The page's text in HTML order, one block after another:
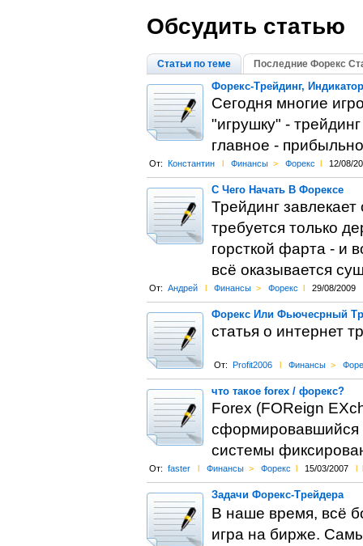
Обсудить статью
Статьи по теме Последние Форекс
Форекс-Трейдинг,
Сегодня многие
"игрушку" -
главное -
От: Константин l Финансы > Форекс l 12/08/
C Чего Начать В Форексе
Трейдинг
требуется только
горсткой фарта - и
всё оказывается
От: Андрей l Финансы > Форекс l 29/08/2009
Форекс Или Фьючесрный
статья о интернет
От: Profit2006 l Финансы >
что такое forex / форекс?
Forex (FOReign
сформировавшийся
системы
От: faster l Финансы > Форекс l 15/03/2007 l
Задачи Форекс-Трейдера
В наше время, всё
игра на бирже.